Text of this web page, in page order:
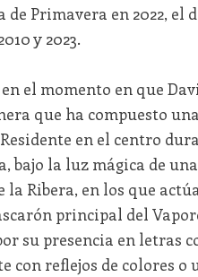
Primavera en 2022, el
y 2023.
el momento en que
que ha compuesto
en el centro
bajo la luz mágica de
Ribera, en los que
principal del
su presencia en letras
con reflejos de colores o